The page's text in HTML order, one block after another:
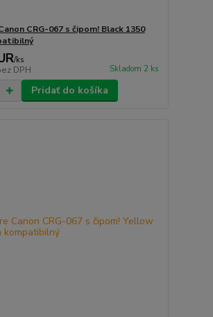
CRG-067 s čipom! Black 1350
/ks
DPH Skladom 2 ks
Pridať do košíka